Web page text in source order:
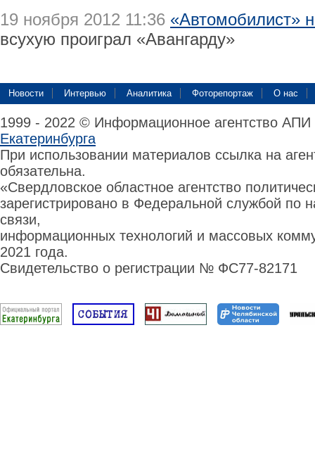
19 ноября 2012 11:36 «Автомобилист»
всухую проиграл «Авангарду»
Новости Интервью Аналитика Фоторепортаж О нас
1999 - 2022 © Информационное агентство
Екатеринбурга
При использовании материалов ссылка на
обязательна.
«Свердловское областное агентство
зарегистрировано в Федеральной службой по
связи,
информационных технологий и массовых
2021 года.
Свидетельство о регистрации № ФС77-82171